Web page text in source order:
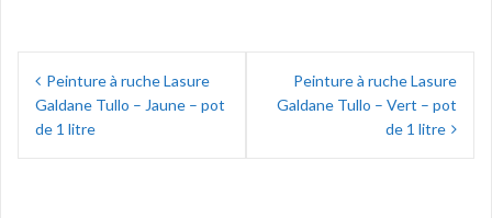
Navigation
de
l’article
Peinture à ruche Lasure
Galdane Tullo – Jaune – pot
de 1 litre
Peinture à ruche Lasure
Galdane Tullo – Vert – pot
de 1 litre